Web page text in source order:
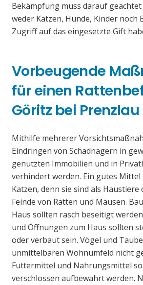
Bekämpfung muss darauf geachtet
weder Katzen, Hunde, Kinder noch
Zugriff auf das eingesetzte Gift
Vorbeugende
für einen
Göritz bei Prenzlau
Mithilfe mehrerer
Eindringen von Schadnagern in
genutzten Immobilien und in
verhindert werden. Ein gutes Mittel
Katzen, denn sie sind als Haustiere
Feinde von Ratten und Mäusen.
Haus sollten rasch beseitigt
und Öffnungen zum Haus sollten
oder verbaut sein. Vögel und
unmittelbaren Wohnumfeld nicht
Futtermittel und Nahrungsmittel
verschlossen aufbewahrt werden.